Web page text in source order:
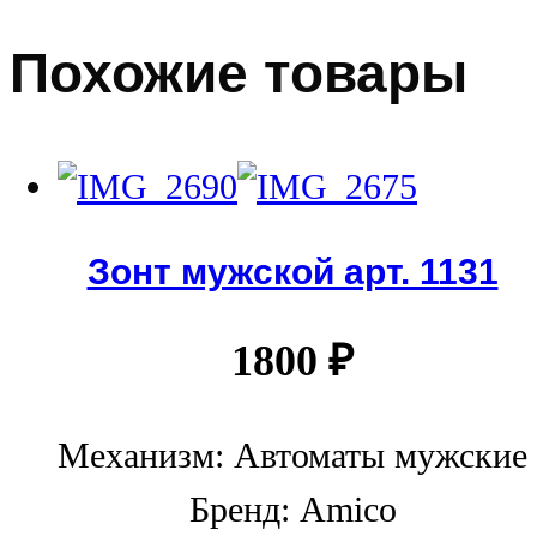
Похожие товары
Зонт мужской арт. 1131
1800 ₽
Механизм: Автоматы мужские
Бренд: Amico